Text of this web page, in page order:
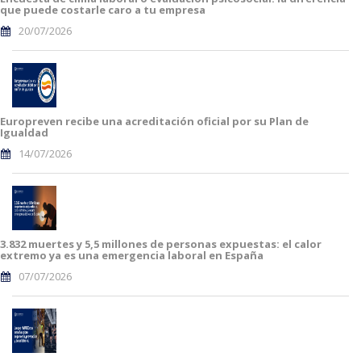
que puede costarle caro a tu empresa
20/07/2026
Europreven recibe una acreditación oficial por su Plan de
Igualdad
14/07/2026
3.832 muertes y 5,5 millones de personas expuestas: el calor
extremo ya es una emergencia laboral en España
07/07/2026